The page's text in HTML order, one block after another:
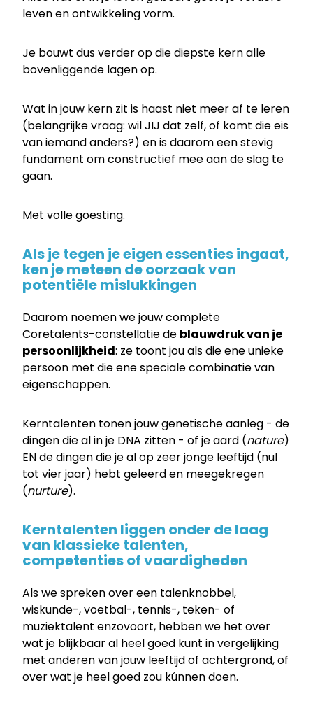
leven en ontwikkeling vorm.
Je bouwt dus verder op die diepste kern alle
bovenliggende lagen op.
Wat in jouw kern zit is haast niet meer af te leren
(belangrijke vraag: wil JIJ dat zelf, of komt die eis
van iemand anders?) en is daarom een stevig
fundament om constructief mee aan de slag te
gaan.
Met volle goesting.
Als je tegen je eigen essenties ingaat,
ken je meteen de oorzaak van
potentiële mislukkingen
Daarom noemen we jouw complete
Coretalents-constellatie de blauwdruk van je
persoonlijkheid: ze toont jou als die ene unieke
persoon met die ene speciale combinatie van
eigenschappen.
Kerntalenten tonen jouw genetische aanleg - de
dingen die al in je DNA zitten - of je aard (nature)
EN de dingen die je al op zeer jonge leeftijd (nul
tot vier jaar) hebt geleerd en meegekregen
(nurture).
Kerntalenten liggen onder de laag
van klassieke talenten,
competenties of vaardigheden
Als we spreken over een talenknobbel,
wiskunde-, voetbal-, tennis-, teken- of
muziektalent enzovoort, hebben we het over
wat je blijkbaar al heel goed kunt in vergelijking
met anderen van jouw leeftijd of achtergrond, of
over wat je heel goed zou kúnnen doen.